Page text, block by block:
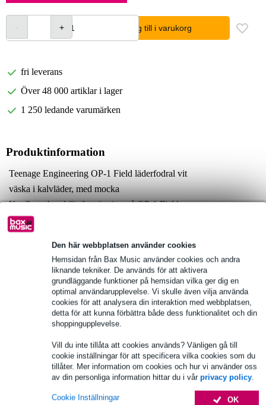
Den här webbplatsen använder cookies
Hemsidan från Bax Music använder cookies och andra
liknande tekniker. De används för att aktivera
grundläggande funktioner på hemsidan vilka ger dig en
optimal användarupplevelse. Vi skulle även vilja använda
cookies för att analysera din interaktion med webbplatsen,
detta för att kunna förbättra både dess funktionalitet och din
shoppingupplevelse.
Vill du inte tillåta att cookies används? Vänligen gå till
cookie inställningar för att specificera vilka cookies som du
tillåter. Mer information om cookies och hur vi använder oss
av din personliga information hittar du i vår privacy policy.
OK
Cookie Inställningar
lägg till i varukorg
fri leverans
Över 48 000 artiklar i lager
1 250 ledande varumärken
Produktinformation
Teenage Engineering OP-1 Field läderfodral vit
väska i kalvläder, med mocka
Kardborreband för fastsättning på OP-1 Field
Fullständiga specifikationer
Se även (1)